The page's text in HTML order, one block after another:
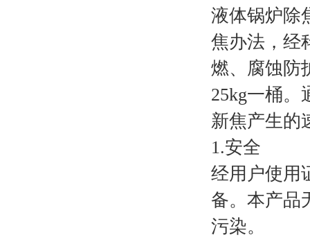
液体锅炉除
焦办法，经
燃、腐蚀防
25kg一桶。
新焦产生的
1.安全
经用户使用
备。本产品
污染。